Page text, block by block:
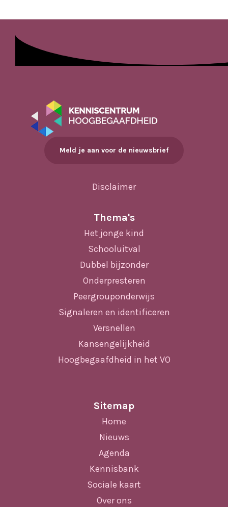
Meld je aan voor de nieuwsbrief
Disclaimer
Thema's
Het jonge kind
Schooluitval
Dubbel bijzonder
Onderpresteren
Peergrouponderwijs
Signaleren en identificeren
Versnellen
Kansengelijkheid
Hoogbegaafdheid in het VO
Sitemap
Home
Nieuws
Agenda
Kennisbank
Sociale kaart
Over ons